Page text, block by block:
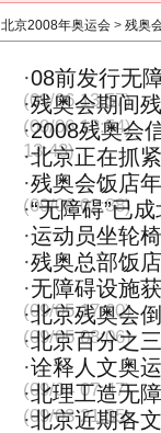
北京2008年奥运会 > 残奥
·08前发行无
(09/06 13:57)
·残奥会期间
(09/06 13:54)
·2008残奥会
13:43)
·北京正在抓
·残奥会饭店
(09/06 02:38)
·“无障碍”已
·运动员坐轮
·残奥总部饭
·无障碍设施
(09/05 17:20)
·北京残奥会
(09/05 08:06)
·北京百分之
·诠释人文奥
(09/04 07:47)
·北理工造无
(09/03 21:35)
·北京近期各